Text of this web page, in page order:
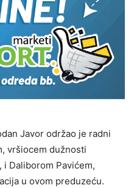
Javor održao je radni
vršiocem dužnosti
i Daliborom Pavićem,
u ovom preduzeću.